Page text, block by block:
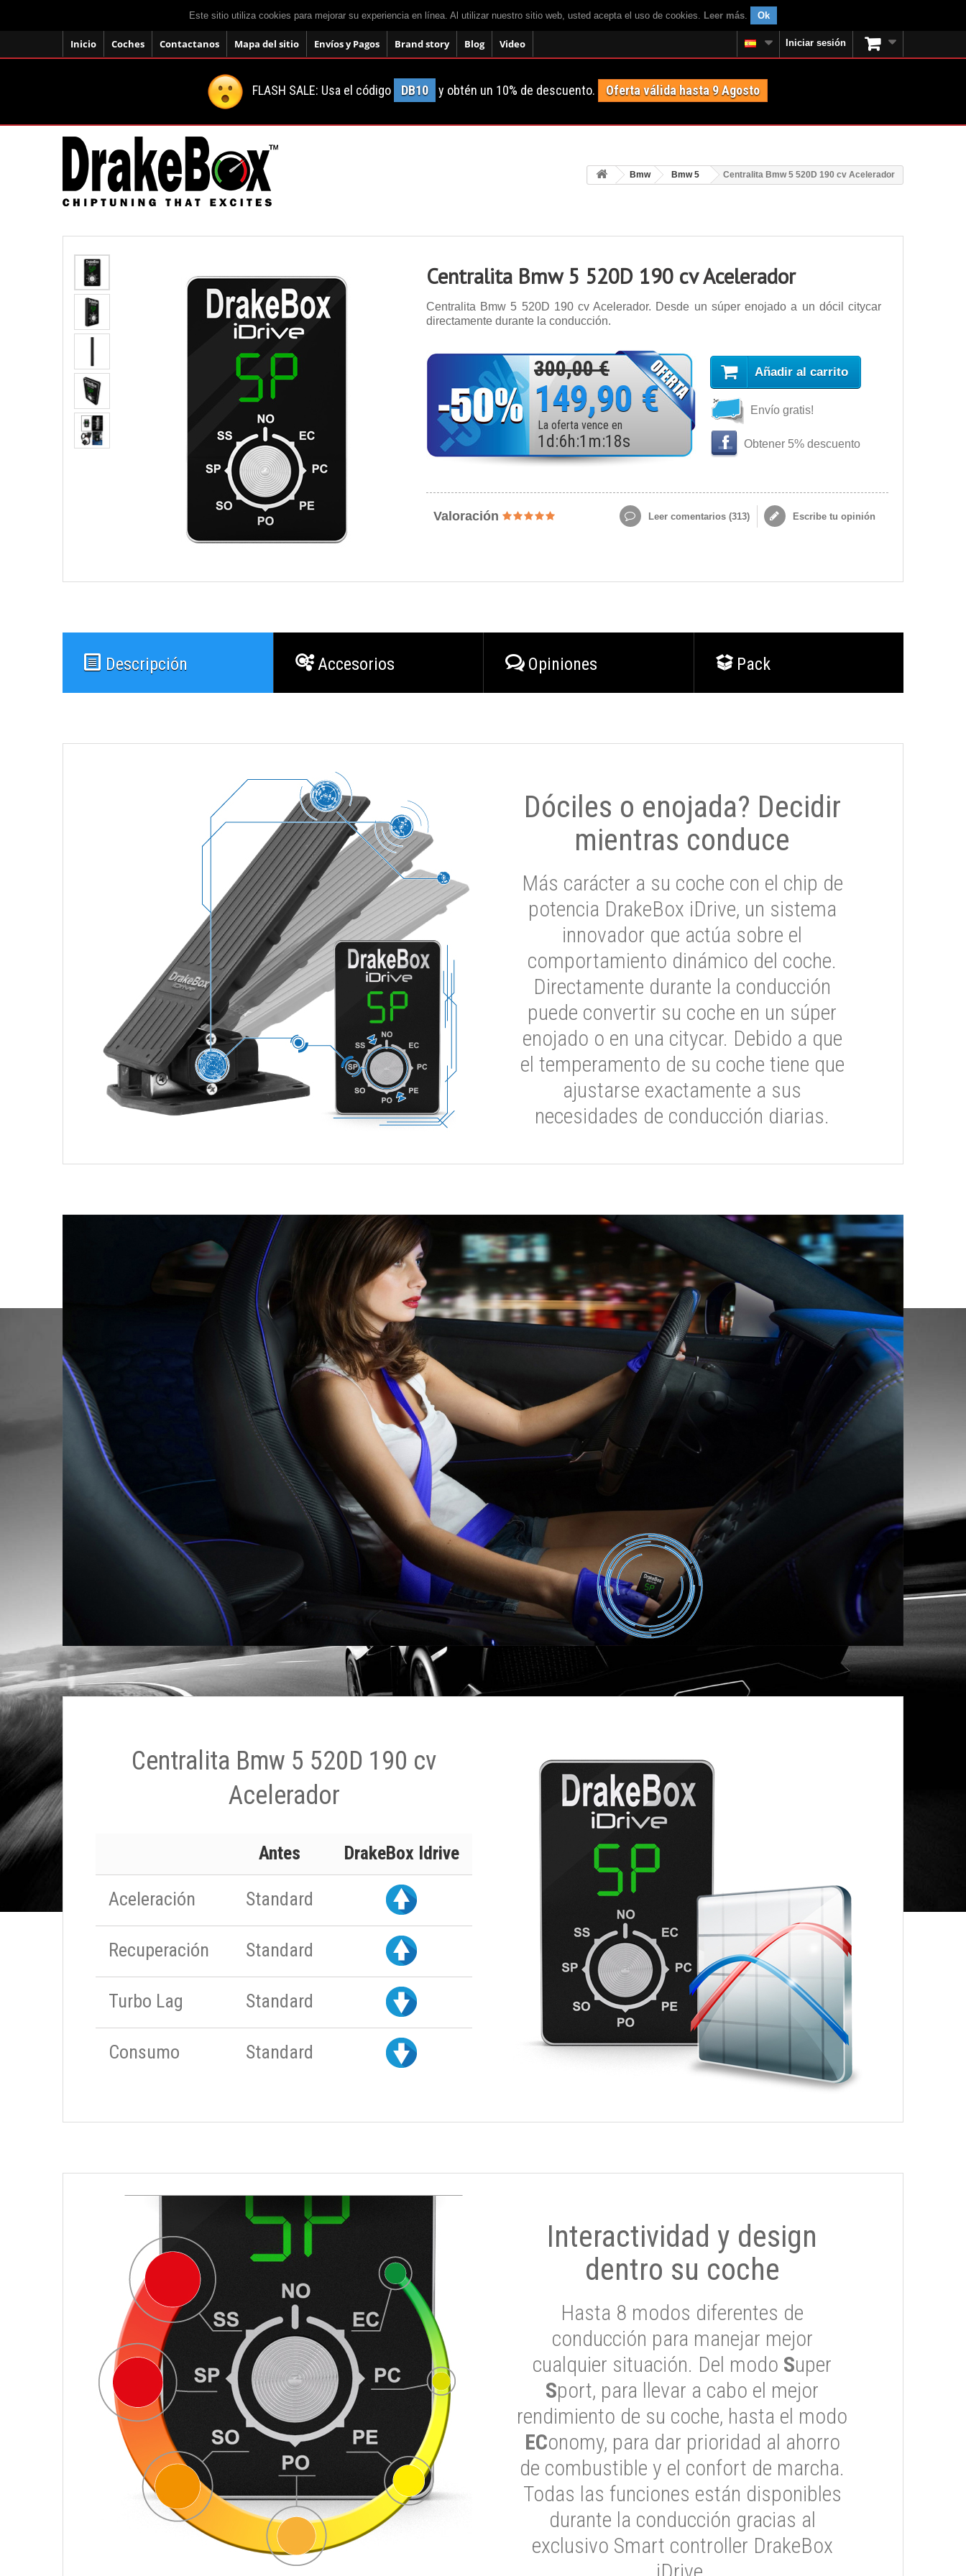
Este sitio utiliza cookies para mejorar su experiencia en línea. Al utilizar nuestro sitio web, usted acepta el uso de cookies. Leer más. Ok
Inicio Coches Contactanos Mapa del sitio Envíos y Pagos Brand story Blog Video Iniciar sesión
FLASH SALE: Usa el código DB10 y obtén un 10% de descuento. Oferta válida hasta 9 Agosto
Bmw Bmw 5 Centralita Bmw 5 520D 190 cv Acelerador
Centralita Bmw 5 520D 190 cv Acelerador
Centralita Bmw 5 520D 190 cv Acelerador. Desde un súper enojado a un dócil citycar
directamente durante la conducción.
300,00 €
149,90 €
La oferta vence en
1 d :6h:1 m:16s
Añadir al carrito
Envío gratis!
Obtener 5% descuento
Valoración Leer comentarios (313) Escribe tu opinión
Descripción Accesorios Opiniones Pack
Dóciles o enojada? Decidir
mientras conduce
Más carácter a su coche con el chip de
potencia DrakeBox iDrive, un sistema
innovador que actúa sobre el
comportamiento dinámico del coche.
Directamente durante la conducción
puede convertir su coche en un súper
enojado o en una citycar. Debido a que
el temperamento de su coche tiene que
ajustarse exactamente a sus
necesidades de conducción diarias.
Centralita Bmw 5 520D 190 cv
Acelerador
Antes DrakeBox Idrive
Aceleración Standard
Recuperación Standard
Turbo Lag Standard
Consumo Standard
Interactividad y design
dentro su coche
Hasta 8 modos diferentes de
conducción para manejar mejor
cualquier situación. Del modo Super
Sport, para llevar a cabo el mejor
rendimiento de su coche, hasta el modo
EConomy, para dar prioridad al ahorro
de combustible y el confort de marcha.
Todas las funciones están disponibles
durante la conducción gracias al
exclusivo Smart controller DrakeBox